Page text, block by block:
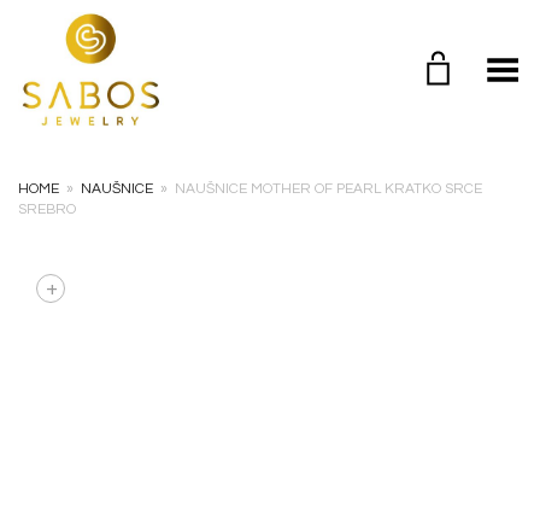
Toggle Menu
HOME » NAUŠNICE »
NAUŠNICE MOTHER OF PEARL KRATKO SRCE
SREBRO
+